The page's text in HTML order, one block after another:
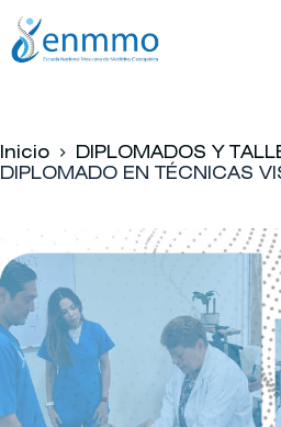
contenido
Inicio
DIPLOMADOS Y
DIPLOMADO EN TÉCNICAS